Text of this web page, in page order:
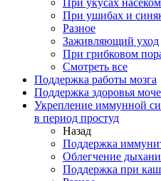
При укусах
При ушибах и
Разное
Заживляющий уход
При грибковом
Смотреть все
Поддержка работы мозга
Поддержка здоровья
Укрепление иммунной
в период простуд
Назад
Поддержка
Облегчение
Поддержка при